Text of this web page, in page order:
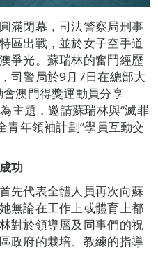
滿閉幕，司法警察局刑事
區出戰，並於女子空手道
爭光。蘇瑞林的奮鬥經歷
司警局於9月7日在總部大
澳門得獎運動員分享
主題，邀請蘇瑞林與“滅罪
青年領袖計劃”學員互動交
功
先代表全體人員再次向蘇
無論在工作上或體育上都
對於領導層及同事們的祝
政府的栽培、教練的指導